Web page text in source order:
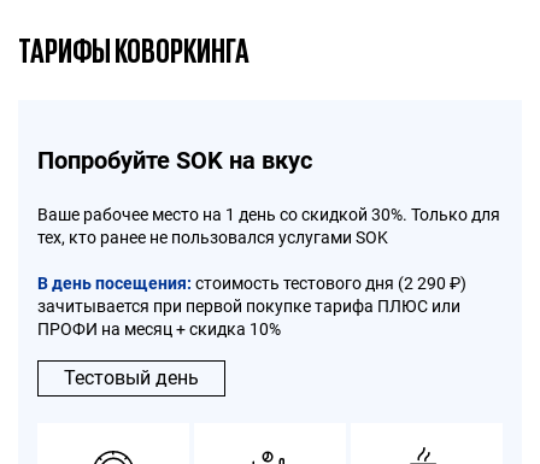
ТАРИФЫ КОВОРКИНГА
Попробуйте SOK на вкус
Ваше рабочее место на 1 день со скидкой 30%. Только для
тех, кто ранее не пользовался услугами SOK
В день посещения: стоимость тестового дня (2 290 ₽)
зачитывается при первой покупке тарифа ПЛЮС или
ПРОФИ на месяц + скидка 10%
Тестовый день